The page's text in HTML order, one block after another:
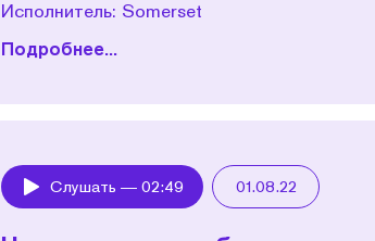
Исполнитель: Somerset
Подробнее...
Play
Слушать — 02:49 01.08.22